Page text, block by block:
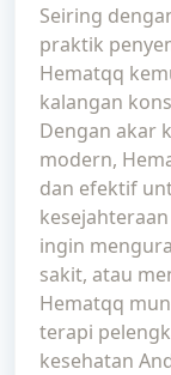
Seiring
praktik
Hematqq
kalangan
Dengan akar
modern,
dan efektif
ingin
sakit, atau
Hematqq
terapi
kesehatan